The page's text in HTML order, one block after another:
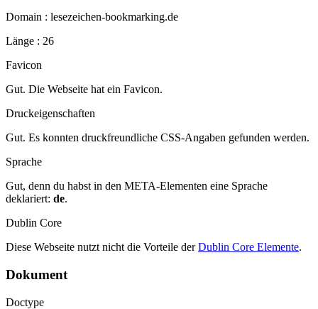
Domain : lesezeichen-bookmarking.de
Länge : 26
Favicon
Gut. Die Webseite hat ein Favicon.
Druckeigenschaften
Gut. Es konnten druckfreundliche CSS-Angaben gefunden werden.
Sprache
Gut, denn du habst in den META-Elementen eine Sprache
deklariert: de.
Dublin Core
Diese Webseite nutzt nicht die Vorteile derDublin Core Elemente.
Dokument
Doctype